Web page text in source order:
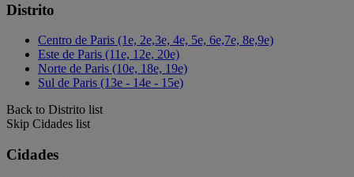
Distrito
Centro de Paris (1e, 2e,3e, 4e, 5e, 6e,7e, 8e,9e)
Este de Paris (11e, 12e, 20e)
Norte de Paris (10e, 18e, 19e)
Sul de Paris (13e - 14e - 15e)
Back to Distrito list
Skip Cidades list
Cidades